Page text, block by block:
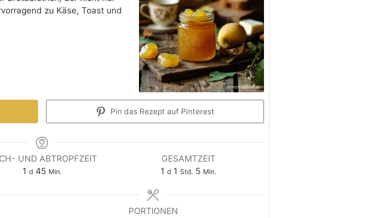
zu Käse, Toast und
Pin das Rezept auf Pinterest
UND ABTROPFZEIT
1 d 45 Min.
GESAMTZEIT
1 d 1 Std. 5 Min.
PORTIONEN